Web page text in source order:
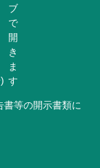
等の開示書類に